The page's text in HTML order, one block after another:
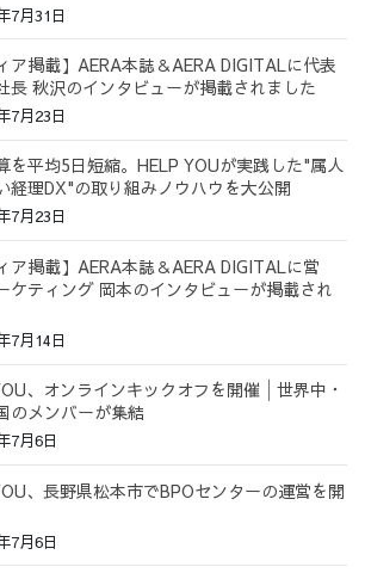
7月31日
ア掲載】AERA本誌＆AERA DIGITALに代表
長 秋沢のインタビューが掲載されました
7月23日
を平均5日短縮。HELP YOUが実践した"属人
経理DX"の取り組みノウハウを大公開
7月23日
ア掲載】AERA本誌＆AERA DIGITALに営
ケティング 岡本のインタビューが掲載され
7月14日
、オンラインキックオフを開催│世界中・
のメンバーが集結
7月6日
、長野県松本市でBPOセンターの運営を開
7月6日